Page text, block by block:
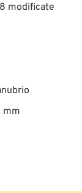
modificate
mm